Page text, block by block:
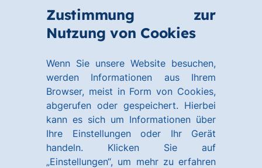
Zustimmung zur
Nutzung von Cookies
Wenn Sie unsere Website besuchen,
werden Informationen aus Ihrem
Browser, meist in Form von Cookies,
abgerufen oder gespeichert. Hierbei
kann es sich um Informationen über
Ihre Einstellungen oder Ihr Gerät
handeln. Klicken Sie auf
„Einstellungen“, um mehr zu erfahren
Hauptinhalt